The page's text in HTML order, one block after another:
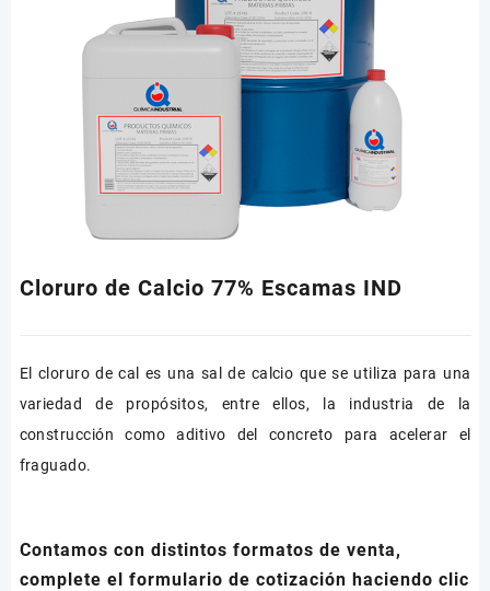
Cloruro de Calcio 77% Escamas IND
El cloruro de cal es una sal de calcio que se utiliza para una
variedad de propósitos, entre ellos, la industria de la
construcción como aditivo del concreto para acelerar el
fraguado.
Contamos con distintos formatos de venta,
complete el formulario de cotización haciendo clic